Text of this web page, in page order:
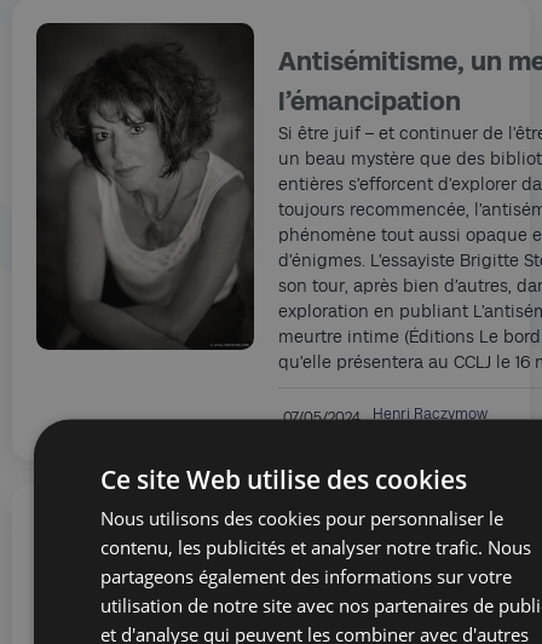
Antisémitisme, un
l’émancipation
Si être juif – et continuer de
un beau mystère que des
entières s’efforcent d’explorer
toujours recommencée,
phénomène tout aussi opaque
d’énigmes. L’essayiste Brigitte
son tour, après bien d’autres,
exploration en publiant
meurtre intime (Éditions Le bord
qu’elle présentera au CCLJ le 16
07/05/2024 Henri Raczymow
Je lis, tu lis, ils
Marianne
mère, Éditions
Ce site Web utilise des cookies
Nous utilisons des cookies pour personnaliser le
contenu, les publicités et analyser notre trafic. Nous
partageons également des informations sur votre
utilisation de notre site avec nos partenaires de
et d'analyse qui peuvent les combiner avec d'autres